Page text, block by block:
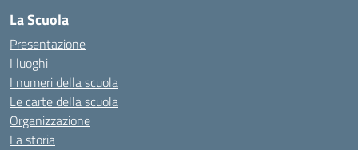
La Scuola
Presentazione
I luoghi
I numeri della scuola
Le carte della scuola
Organizzazione
La storia